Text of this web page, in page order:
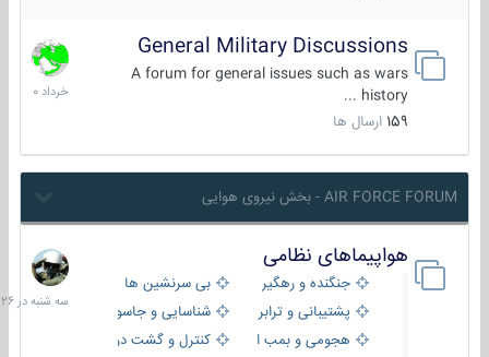
General Military Discussions
A forum for general issues such as wars
history ...
159 ارسال ها
10
خرداد
1400
AIR FORCE FORUM - بخش نیروی هوایی
هواپیماهای نظامی
جنگنده و رهگیر
بی سرنشین ها
پشتیبانی و ترابری
شناسایی و جاسوسی
هجومی و بمب افکن
کنترل و گشت دریایی
سه
شنبه
در